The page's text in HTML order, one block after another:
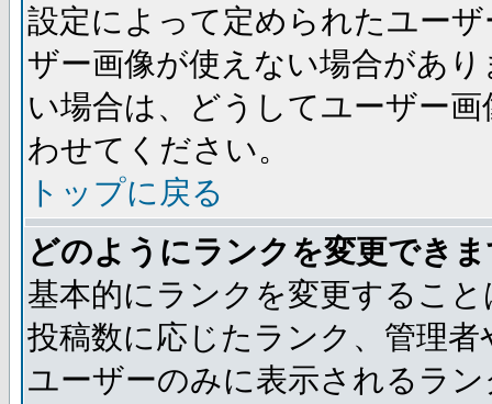
設定によって定められたユー
ザー画像が使えない場合があ
い場合は、どうしてユーザー
わせてください。
トップに戻る
どのようにランクを変更でき
基本的にランクを変更するこ
投稿数に応じたランク、管理
ユーザーのみに表示されるラ